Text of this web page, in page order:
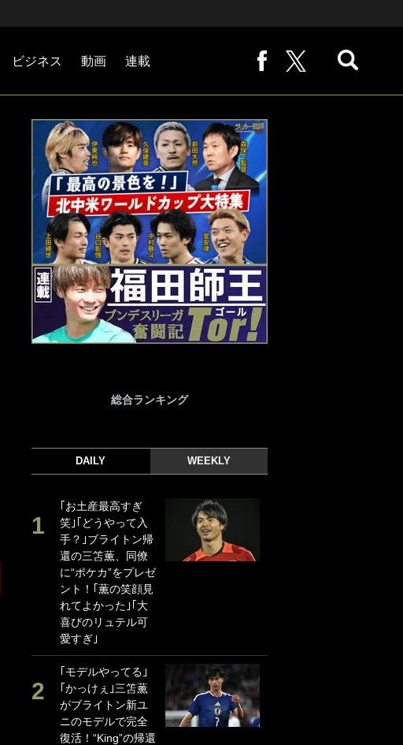
ビジネス 動画 連載
総合ランキング
DAILY WEEKLY
｢お土産最高すぎ
笑｣｢どうやって入
手？｣ブライトン帰
還の三笘薫、同僚
に“ポケカ”をプレゼ
ント！｢薫の笑顔見
れてよかった｣｢大
喜びのリュテル可
愛すぎ｣
｢モデルやってる｣
｢かっけぇ｣三笘薫
がブライトン新ユ
ニのモデルで完全
復活！“King”の帰還